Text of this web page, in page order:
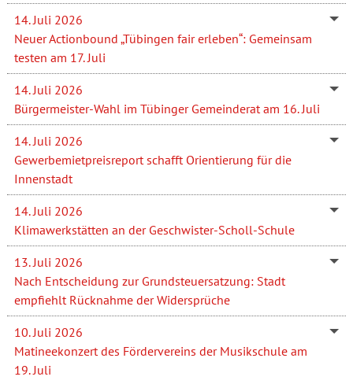
14. Juli 2026
Neuer Actionbound „Tübingen fair erleben“: Gemeinsam
testen am 17. Juli
14. Juli 2026
Bürgermeister-Wahl im Tübinger Gemeinderat am 16. Juli
14. Juli 2026
Gewerbemietpreisreport schafft Orientierung für die
Innenstadt
14. Juli 2026
Klimawerkstätten an der Geschwister-Scholl-Schule
13. Juli 2026
Nach Entscheidung zur Grundsteuersatzung: Stadt
empfiehlt Rücknahme der Widersprüche
10. Juli 2026
Matineekonzert des Fördervereins der Musikschule am
19. Juli